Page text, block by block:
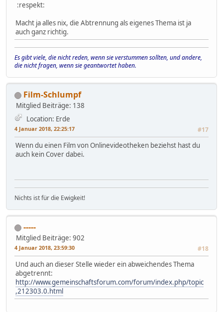
:respekt:
Macht ja alles nix, die Abtrennung als eigenes Thema ist ja
auch ganz richtig.
Es gibt viele, die nicht reden, wenn sie verstummen sollten, und andere,
die nicht fragen, wenn sie geantwortet haben.
Film-Schlumpf
Mitglied Beiträge: 138
Location: Erde
4 Januar 2018, 22:25:17 #17
Wenn du einen Film von Onlinevideotheken beziehst hast du
auch kein Cover dabei.
Nichts ist für die Ewigkeit!
-----
Mitglied Beiträge: 902
4 Januar 2018, 23:59:30 #18
Und auch an dieser Stelle wieder ein abweichendes Thema
abgetrennt:
http://www.gemeinschaftsforum.com/forum/index.php/topic
,212303.0.html